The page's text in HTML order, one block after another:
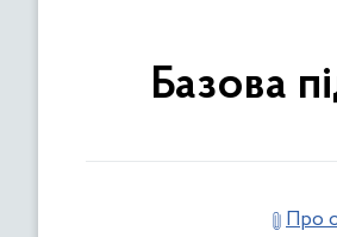
Базова
Про